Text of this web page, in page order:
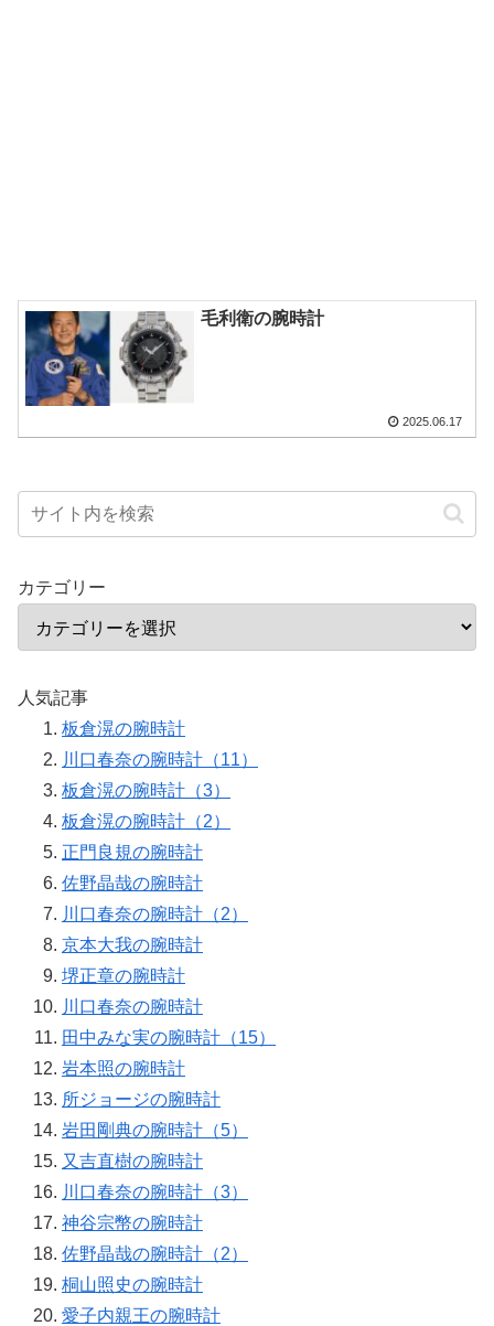
毛利衛の腕時計
2025.06.17
カテゴリー
人気記事
板倉滉の腕時計
川口春奈の腕時計（11）
板倉滉の腕時計（3）
板倉滉の腕時計（2）
正門良規の腕時計
佐野晶哉の腕時計
川口春奈の腕時計（2）
京本大我の腕時計
堺正章の腕時計
川口春奈の腕時計
田中みな実の腕時計（15）
岩本照の腕時計
所ジョージの腕時計
岩田剛典の腕時計（5）
又吉直樹の腕時計
川口春奈の腕時計（3）
神谷宗幣の腕時計
佐野晶哉の腕時計（2）
桐山照史の腕時計
愛子内親王の腕時計